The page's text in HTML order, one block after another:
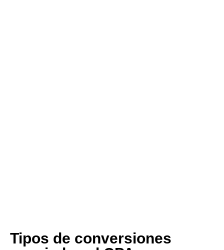
Tipos de conversiones